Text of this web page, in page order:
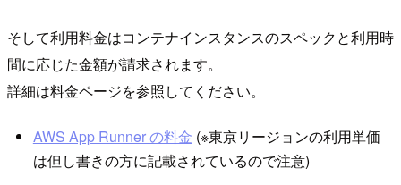
そして利用料金はコンテナインスタンスのスペックと利用時
間に応じた金額が請求されます。
詳細は料金ページを参照してください。
AWS App Runner の料金 (※東京リージョンの利用単価
は但し書きの方に記載されているので注意)